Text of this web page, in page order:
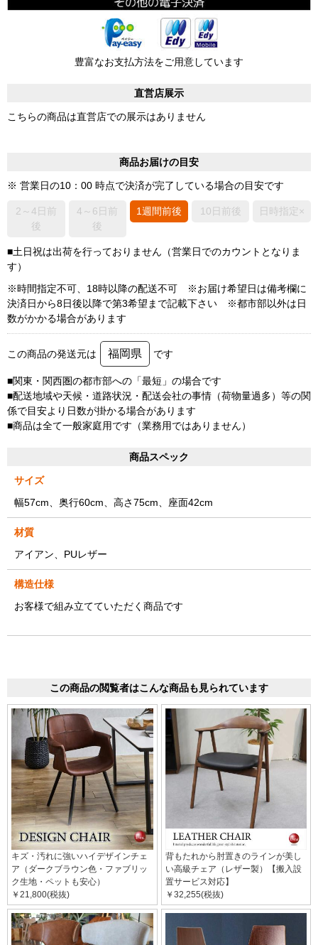
豊富なお支払方法をご用意しています
直営店展示
こちらの商品は直営店での展示はありません
商品お届けの目安
※ 営業日の10：00 時点で決済が完了している場合の目安です
2～4日前
後
4～6日前
後
1週間前後 10日前後 日時指定×
■土日祝は出荷を行っておりません（営業日でのカウントとなりま
す）
※時間指定不可、18時以降の配送不可 ※お届け希望日は備考欄に
決済日から8日後以降で第3希望まで記載下さい ※都市部以外は日
数がかかる場合があります
この商品の発送元は 福岡県 です
■関東・関西圏の都市部への「最短」の場合です
■配送地域や天候・道路状況・配送会社の事情（荷物量過多）等の関
係で目安より日数が掛かる場合があります
■商品は全て一般家庭用です（業務用ではありません）
商品スペック
サイズ
幅57cm、奥行60cm、高さ75cm、座面42cm
材質
アイアン、PUレザー
構造仕様
お客様で組み立てていただく商品です
この商品の閲覧者はこんな商品も見られています
キズ・汚れに強いハイデザインチェ
ア（ダークブラウン色・ファブリッ
ク生地・ペットも安心）
￥21,800(税抜)
背もたれから肘置きのラインが美し
い高級チェア（レザー製）【搬入設
置サービス対応】
￥32,255(税抜)